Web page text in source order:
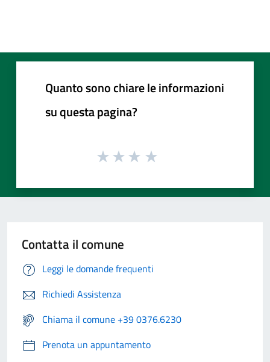
Quanto sono chiare le informazioni
su questa pagina?
Contatta il comune
Leggi le domande frequenti
Richiedi Assistenza
Chiama il comune +39 0376.6230
Prenota un appuntamento